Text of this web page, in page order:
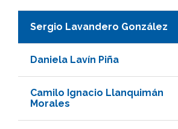
Sergio Lavandero González
Daniela Lavín Piña
Camilo Ignacio Llanquimán
Morales